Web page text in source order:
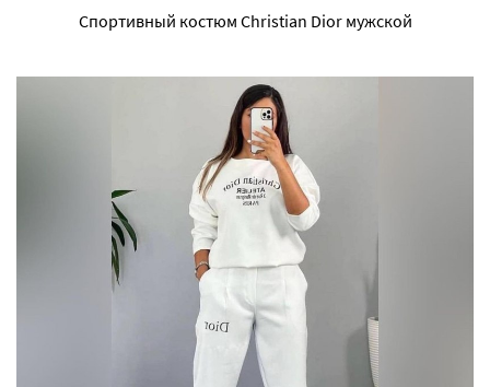
Спортивный костюм Christian Dior мужской